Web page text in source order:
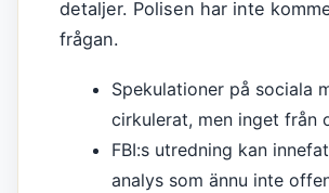
detaljer. Polisen har inte
frågan.
Spekulationer på sociala
cirkulerat, men inget från
FBI:s utredning kan
analys som ännu inte